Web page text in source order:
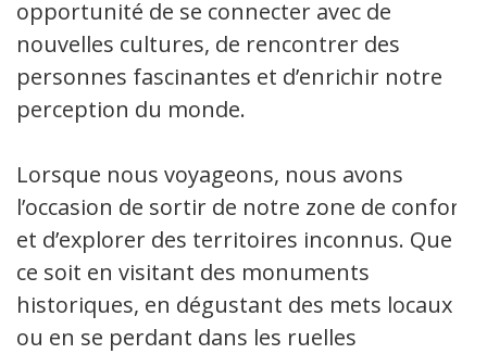
opportunité de se connecter avec de
nouvelles cultures, de rencontrer des
personnes fascinantes et d’enrichir notre
perception du monde.
Lorsque nous voyageons, nous avons
l’occasion de sortir de notre zone de confort
et d’explorer des territoires inconnus. Que
ce soit en visitant des monuments
historiques, en dégustant des mets locaux
ou en se perdant dans les ruelles